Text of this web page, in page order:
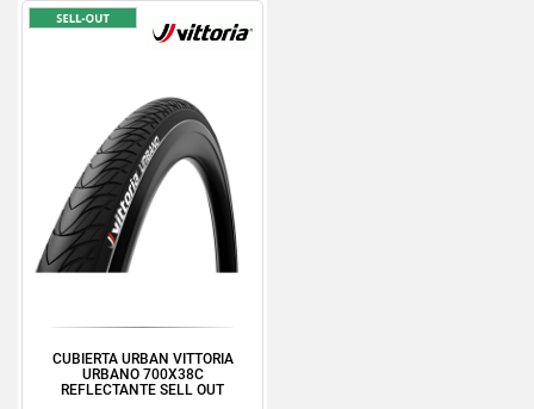
CUBIERTA URBAN VITTORIA
URBANO 700X38C
REFLECTANTE SELL OUT